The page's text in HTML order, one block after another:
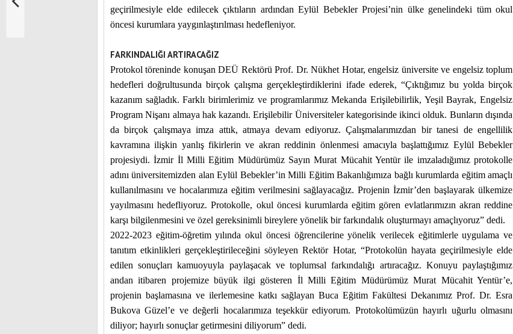
geçirilmesiyle elde edilecek çıktıların ardından Eylül Bebekler Projesi’nin ülke genelindeki tüm okul
öncesi kurumlara yaygınlaştırılması hedefleniyor.
FARKINDALIĞI ARTIRACAĞIZ
Protokol töreninde konuşan DEÜ Rektörü Prof. Dr. Nükhet Hotar, engelsiz üniversite ve engelsiz toplum
hedefleri doğrultusunda birçok çalışma gerçekleştirdiklerini ifade ederek, “Çıktığımız bu yolda birçok
kazanım sağladık. Farklı birimlerimiz ve programlarımız Mekanda Erişilebilirlik, Yeşil Bayrak, Engelsiz
Program Nişanı almaya hak kazandı. Erişilebilir Üniversiteler kategorisinde ikinci olduk. Bunların dışında
da birçok çalışmaya imza attık, atmaya devam ediyoruz. Çalışmalarımızdan bir tanesi de engellilik
kavramına ilişkin yanlış fikirlerin ve akran reddinin önlenmesi amacıyla başlattığımız Eylül Bebekler
projesiydi. İzmir İl Milli Eğitim Müdürümüz Sayın Murat Mücahit Yentür ile imzaladığımız protokolle
adını üniversitemizden alan Eylül Bebekler’in Milli Eğitim Bakanlığımıza bağlı kurumlarda eğitim amaçlı
kullanılmasını ve hocalarımıza eğitim verilmesini sağlayacağız. Projenin İzmir’den başlayarak ülkemize
yayılmasını hedefliyoruz. Protokolle, okul öncesi kurumlarda eğitim gören evlatlarımızın akran reddine
karşı bilgilenmesini ve özel gereksinimli bireylere yönelik bir farkındalık oluşturmayı amaçlıyoruz” dedi.
2022-2023 eğitim-öğretim yılında okul öncesi öğrencilerine yönelik verilecek eğitimlerle uygulama ve
tanıtım etkinlikleri gerçekleştirileceğini söyleyen Rektör Hotar, “Protokolün hayata geçirilmesiyle elde
edilen sonuçları kamuoyuyla paylaşacak ve toplumsal farkındalığı artıracağız. Konuyu paylaştığımız
andan itibaren projemize büyük ilgi gösteren İl Milli Eğitim Müdürümüz Murat Mücahit Yentür’e,
projenin başlamasına ve ilerlemesine katkı sağlayan Buca Eğitim Fakültesi Dekanımız Prof. Dr. Esra
Bukova Güzel’e ve değerli hocalarımıza teşekkür ediyorum. Protokolümüzün hayırlı uğurlu olmasını
diliyor; hayırlı sonuçlar getirmesini diliyorum” dedi.